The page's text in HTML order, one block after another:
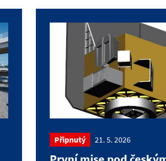
Připnutý 21. 5. 2026